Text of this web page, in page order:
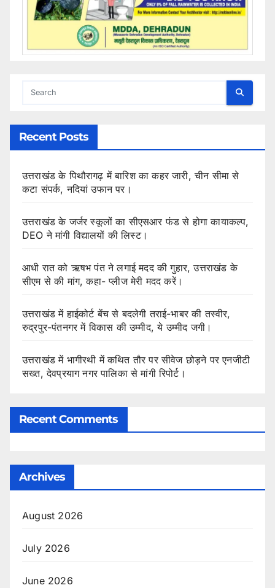
Recent Posts
उत्तराखंड के पिथौरागढ़ में बारिश का कहर जारी, चीन सीमा से
कटा संपर्क, नदियां उफान पर।
उत्तराखंड के जर्जर स्कूलों का सीएसआर फंड से होगा कायाकल्प,
DEO ने मांगी विद्यालयों की लिस्ट।
आधी रात को ऋषभ पंत ने लगाई मदद की गुहार, उत्तराखंड के
सीएम से की मांग, कहा- प्लीज मेरी मदद करें।
उत्तराखंड में हाईकोर्ट बेंच से बदलेगी तराई-भाबर की तस्वीर,
रुद्रपुर-पंतनगर में विकास की उम्मीद, ये उम्मीद जगी।
उत्तराखंड में भागीरथी में कथित तौर पर सीवेज छोड़ने पर एनजीटी
सख्त, देवप्रयाग नगर पालिका से मांगी रिपोर्ट।
Recent Comments
Archives
August 2026
July 2026
June 2026